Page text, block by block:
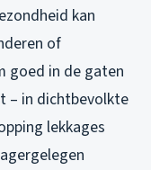
kan
of
goed in de gaten
– in dichtbevolkte
lekkages